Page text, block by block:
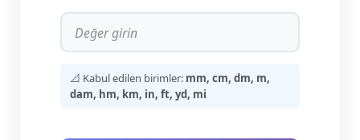
📐 Kabul edilen birimler: mm, cm, dm, m,
dam, hm, km, in, ft, yd, mi